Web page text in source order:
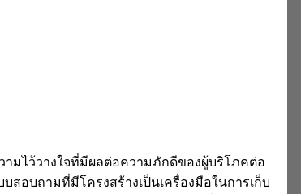
มไว้วางใจที่มีผลต่อความภักดีของผู้บริโภคต่อ
สอบถามที่มีโครงสร้างเป็นเครื่องมือในการเก็บ